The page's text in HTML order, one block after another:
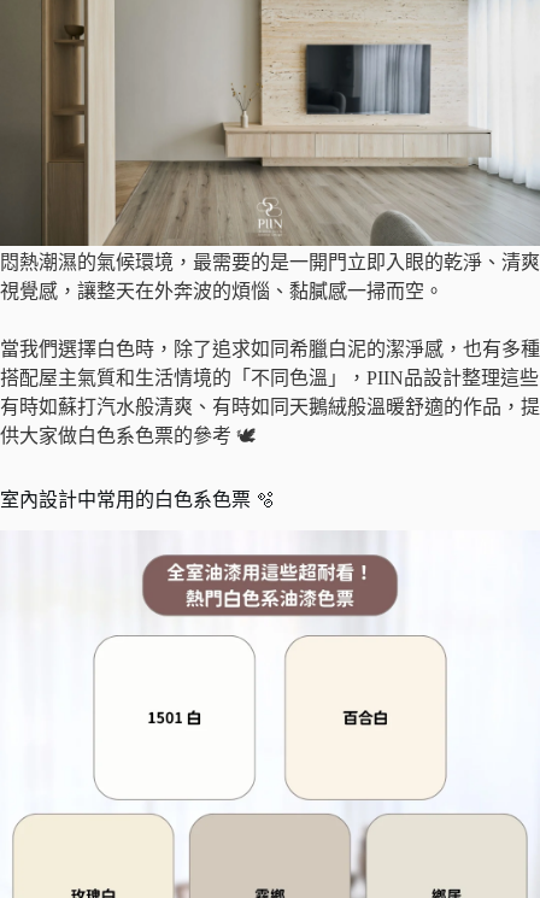
悶熱潮濕的氣候環境，最需要的是一開門立即入眼的乾淨、清爽
視覺感，讓整天在外奔波的煩惱、黏膩感一掃而空。
當我們選擇白色時，除了追求如同希臘白泥的潔淨感，也有多種
搭配屋主氣質和生活情境的「不同色溫」，PIIN品設計整理這些
有時如蘇打汽水般清爽、有時如同天鵝絨般溫暖舒適的作品，提
供大家做白色系色票的參考 🕊️
室內設計中常用的白色系色票 🫧